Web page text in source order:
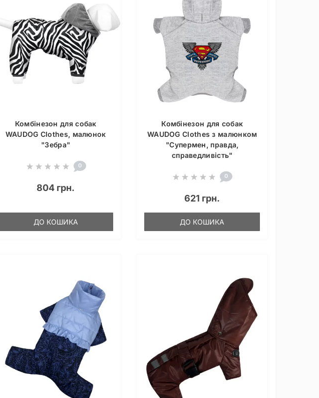
Комбінезон для собак
WAUDOG Clothes, малюнок
"Зебра"
0
804 грн.
ДО КОШИКА
Комбінезон для собак
WAUDOG Clothes з малюнком
"Супермен, правда,
справедливість"
0
621 грн.
ДО КОШИКА